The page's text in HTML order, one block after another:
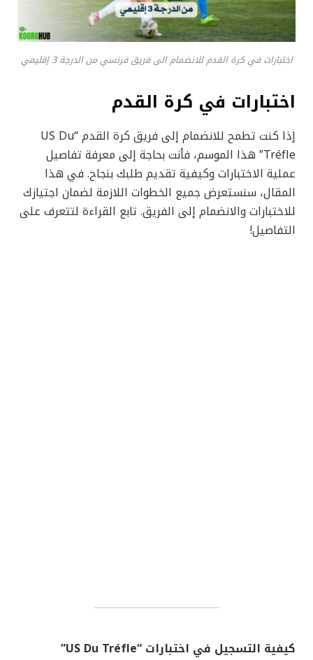
اختبارات في كرة القدم للانضمام الى فريق فرنسي من الدرجة 3 إقليمي
اختبارات في كرة القدم
إذا كنت تطمح للانضمام إلى فريق كرة القدم “US Du
Tréfle” هذا الموسم، فأنت بحاجة إلى معرفة تفاصيل
عملية الاختبارات وكيفية تقديم طلبك بنجاح. في هذا
المقال، سنستعرض جميع الخطوات اللازمة لضمان اجتيازك
للاختبارات والانضمام إلى الفريق. تابع القراءة لتتعرف على
التفاصيل!
كيفية التسجيل في اختبارات “US Du Tréfle”